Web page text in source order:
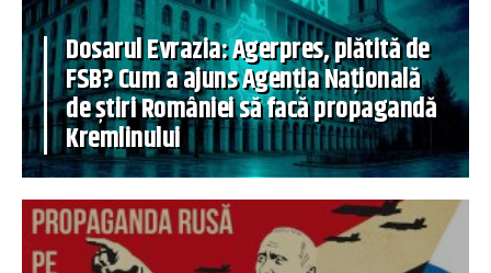
Dosarul Evrazia: Agerpres, plătită de
FSB? Cum a ajuns Agenția Națională
de știri României să facă propagandă
Kremlinului